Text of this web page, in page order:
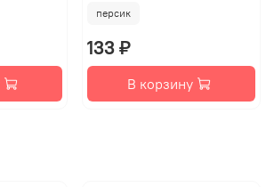
персик
133 ₽
В корзину